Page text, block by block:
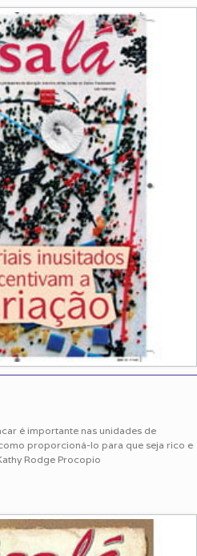
é importante nas unidades de
proporcioná-lo para que seja rico e
Rodge Procopio